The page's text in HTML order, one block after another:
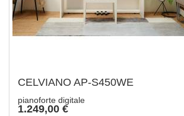
CELVIANO AP-S450WE
pianoforte digitale
1.249,00 €